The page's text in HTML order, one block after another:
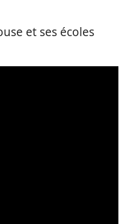
et ses écoles